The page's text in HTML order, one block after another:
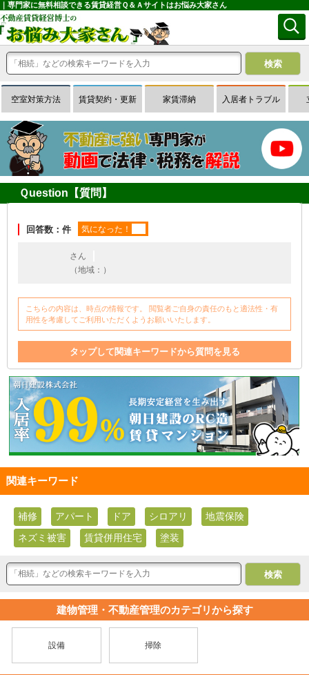
｜専門家に無料相談できる賃貸経営Ｑ＆Ａサイトはお悩み大家さん
空室対策方法 賃貸契約・更新 家賃滞納 入居者トラブル
Ｑuestion【質問】
回答数：件 気になった！
さん
（地域：）
こちらの内容は、時点の情報です。 閲覧者ご自身の責任のもと適法性・有
用性を考慮してご利用いただくようお願いいたします。
タップして関連キーワードから質問を見る
補修 アパート ドア
関連キーワード
補修 アパート ドア シロアリ
地震保険
ネズミ被害
賃貸併用住宅 塗装
建物管理・不動産管理のカテゴリから探す
設備 掃除